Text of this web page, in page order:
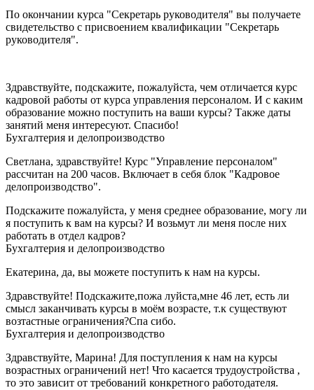
По окончании курса "Секретарь руководителя" вы получаете
свидетельство с присвоением квалификации "Секретарь
руководителя".
Здравствуйте, подскажите, пожалуйста, чем отличается курс
кадровой работы от курса управления персоналом. И с каким
образование можно поступить на ваши курсы? Также даты
занятий меня интересуют. Спасибо!
Бухгалтерия и делопроизводство
Светлана, здравствуйте! Курс "Управление персоналом"
рассчитан на 200 часов. Включает в себя блок "Кадровое
делопроизводство".
Подскажите пожалуйста, у меня среднее образование, могу ли
я поступить к вам на курсы? И возьмут ли меня после них
работать в отдел кадров?
Бухгалтерия и делопроизводство
Екатерина, да, вы можете поступить к нам на курсы.
Здравствуйте! Подскажите,пожа луйста,мне 46 лет, есть ли
смысл заканчивать курсы в моём возрасте, т.к существуют
возтастные ограничения?Спа сибо.
Бухгалтерия и делопроизводство
Здравствуйте, Марина! Для поступления к нам на курсы
возрастных ограничений нет! Что касается трудоустройства ,
то это зависит от требований конкретного работодателя.